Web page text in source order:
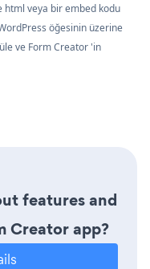
html veya bir embed kodu
öğesinin üzerine
ve Form Creator 'in
features and
Creator app?